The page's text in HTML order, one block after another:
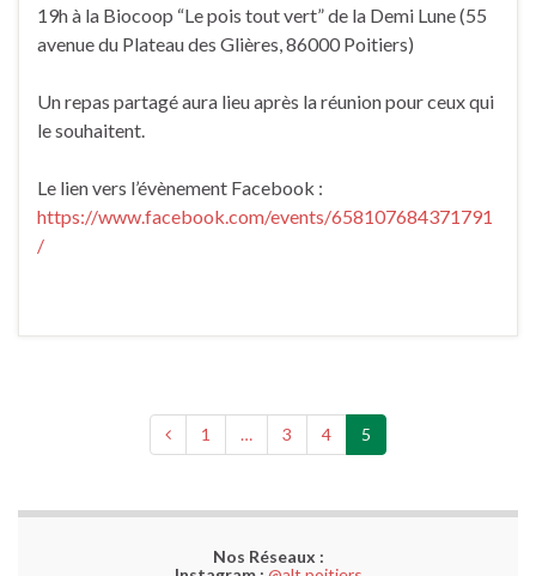
19h à la Biocoop “Le pois tout vert” de la Demi Lune (55
avenue du Plateau des Glières, 86000 Poitiers)
Un repas partagé aura lieu après la réunion pour ceux qui
le souhaitent.
Le lien vers l’évènement Facebook :
https://www.facebook.com/events/658107684371791
/
1 … 3 4 5
Nos Réseaux :